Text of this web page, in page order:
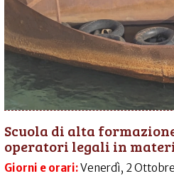
Scuola di alta
operatori legali in
Giorni e orari:Venerdì, 2